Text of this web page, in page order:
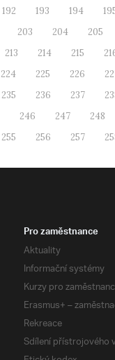
192 193 194
203 204 205
213 214 215
224 225 226
235 236 237
246 247 248
255 256 257
Pro zaměstnance
Aktuality
Informační systémy
Kurzy pro
Erasmus+ –
Rekreace
Sdílení přístrojového